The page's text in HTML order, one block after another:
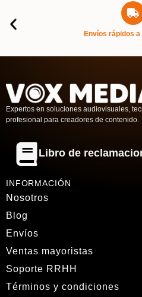
Envíos rápidos a
Expertos en soluciones audiovisuales,
profesional para creadores de contenido.
Libro de
INFORMACIÓN
Nosotros
Blog
Envíos
Ventas mayoristas
Soporte RRHH
Términos y condiciones